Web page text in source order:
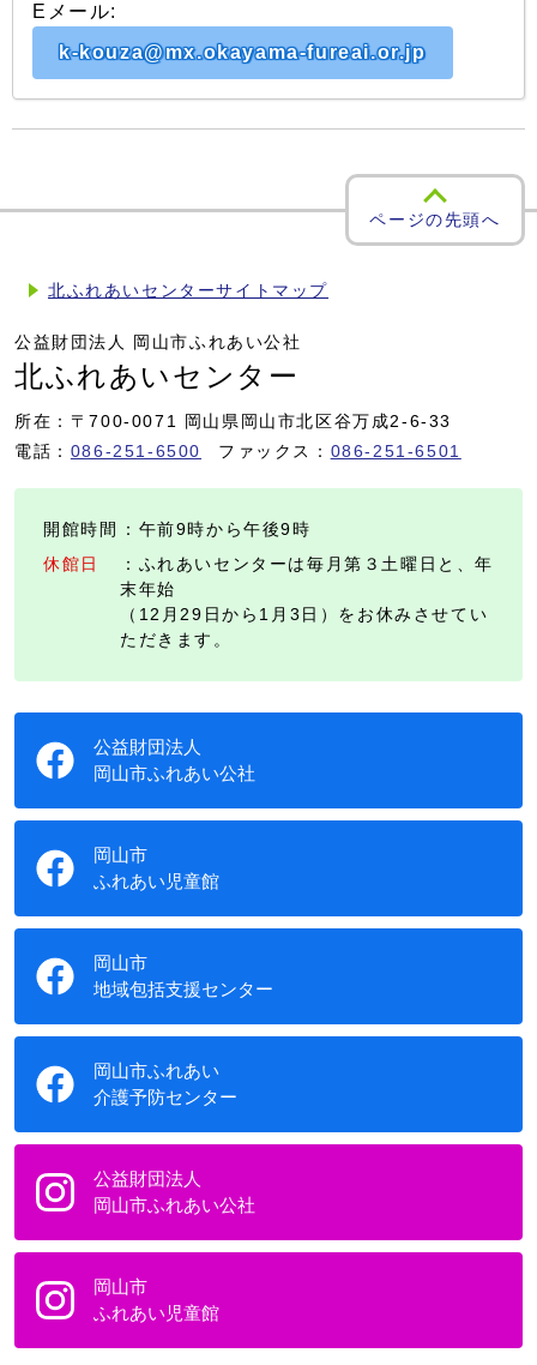
Eメール:
k-kouza@mx.okayama-fureai.or.jp
ページの先頭へ
北ふれあいセンターサイトマップ
公益財団法人 岡山市ふれあい公社
北ふれあいセンター
所在：〒700-0071 岡山県岡山市北区谷万成2-6-33
電話： 086-251-6500 ファックス： 086-251-6501
開館時間
：午前9時から午後9時
休館日
：ふれあいセンターは毎月第３土曜日と、年
末年始
（12月29日から1月3日）をお休みさせてい
ただきます。
公益財団法人
岡山市ふれあい公社
岡山市
ふれあい児童館
岡山市
地域包括支援センター
岡山市ふれあい
介護予防センター
公益財団法人
岡山市ふれあい公社
岡山市
ふれあい児童館